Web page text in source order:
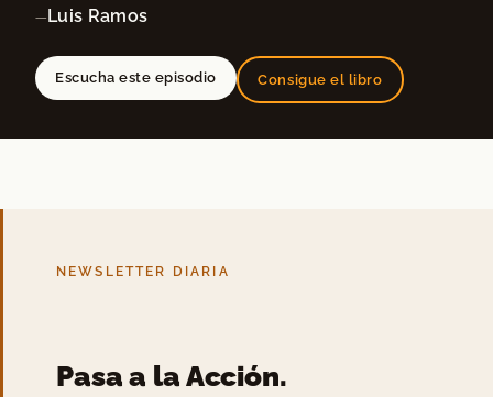
— Luis Ramos
Escucha este episodio Consigue el libro
NEWSLETTER DIARIA
Pasa a la Acción.